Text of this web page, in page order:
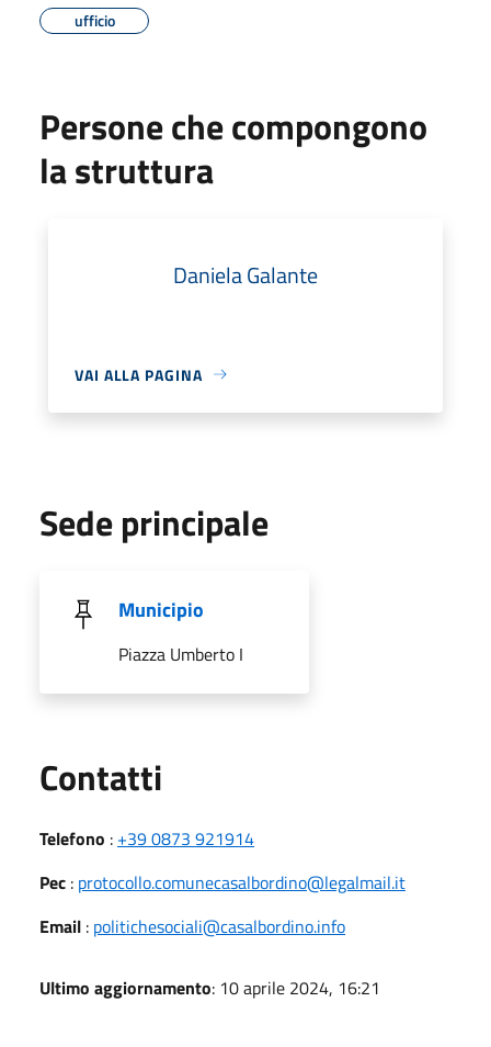
ufficio
Persone che compongono
la struttura
Daniela Galante
VAI ALLA PAGINA
Sede principale
Municipio
Piazza Umberto I
Contatti
Telefono : +39 0873 921914
Pec : protocollo.comunecasalbordino@legalmail.it
Email : politichesociali@casalbordino.info
Ultimo aggiornamento: 10 aprile 2024, 16:21